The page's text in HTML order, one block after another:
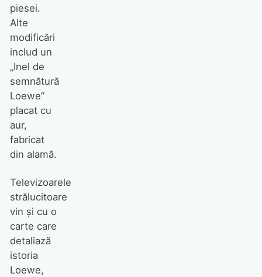
piesei.
Alte
modificări
includ un
„Inel de
semnătură
Loewe”
placat cu
aur,
fabricat
din alamă.
Televizoarele
strălucitoare
vin și cu o
carte care
detaliază
istoria
Loewe,